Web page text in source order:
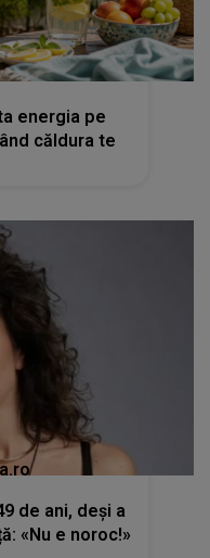
energia pe
căldura te
de ani, deși a
«Nu e noroc!»